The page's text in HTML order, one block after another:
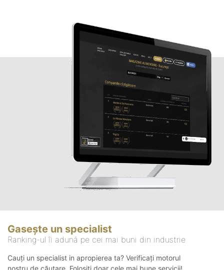
Gasește un specialist
Ranking-ul îi adună pe cei mai buni din industrie
Cauți un specialist in apropierea ta? Verificați motorul
nostru de căutare. Folosiți doar cele mai bune servicii!